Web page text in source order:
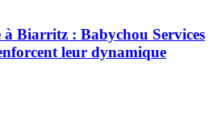
Biarritz : Babychou Services
leur dynamique